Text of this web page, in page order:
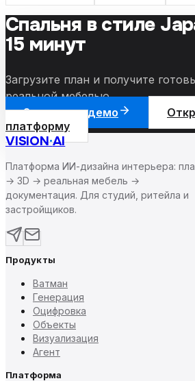
Спальня в стиле
15 минут
Загрузите план и получите
реальной мебелью.
Запросить демо
платформу
VISION·AI
Платформа ИИ-дизайна интерьера:
→ 3D → реальная мебель →
документация. Для студий, ритейла и
застройщиков.
Продукты
Ватман
Генерация
Оцифровка
Объекты
Визуализация
Агент
Платформа